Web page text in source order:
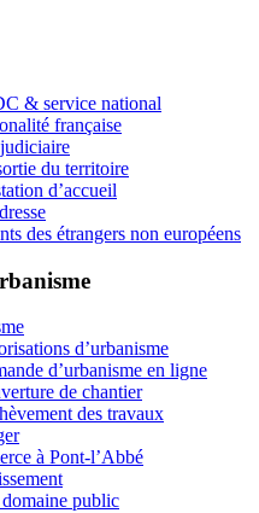
& service national
française
du territoire
d’accueil
des étrangers non européens
d’urbanisme
d’urbanisme en ligne
de chantier
des travaux
à Pont-l’Abbé
public